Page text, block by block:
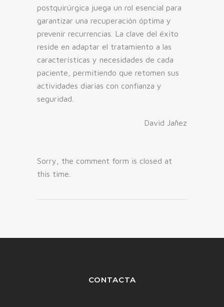
postquirúrgica juega un rol esencial para
garantizar una recuperación óptima y
prevenir recurrencias. La clave del éxito
reside en adaptar el tratamiento a las
características y necesidades de cada
paciente, permitiendo que retomen sus
actividades diarias con confianza y
seguridad.
David Jañez
Sorry, the comment form is closed at
this time.
CONTACTA